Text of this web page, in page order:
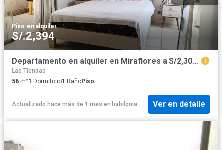
Piso·en alquiler
S/.2,394
Departamento en alquiler en Miraflores a S/2,300 al mes
Las Tiendas
56 m²1 Dormitorio1 BañoPiso
Actualizado hace más de 1 mes en babilonia Ver en detalle